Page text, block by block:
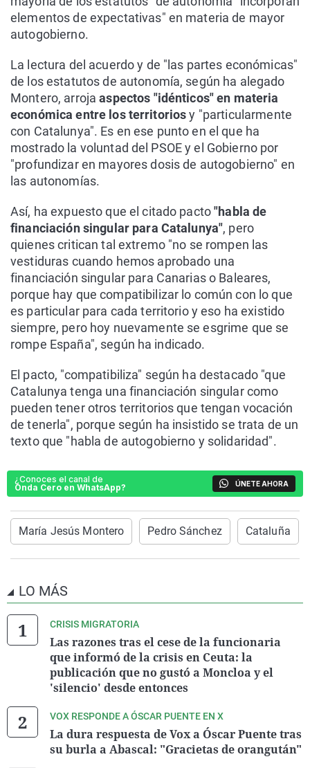
elementos de expectativas" en materia de mayor
autogobierno.
La lectura del acuerdo y de "las partes económicas"
de los estatutos de autonomía, según ha alegado
Montero, arroja aspectos "idénticos" en materia
económica entre los territoriosy "particularmente
con Catalunya". Es en ese punto en el que ha
mostrado la voluntad del PSOE y el Gobierno por
"profundizar en mayores dosis de autogobierno" en
las autonomías.
Así, ha expuesto que el citado pacto"habla de
financiación singular para Catalunya", pero
quienes critican tal extremo "no se rompen las
vestiduras cuando hemos aprobado una
financiación singular para Canarias o Baleares,
porque hay que compatibilizar lo común con lo que
es particular para cada territorio y eso ha existido
siempre, pero hoy nuevamente se esgrime que se
rompe España", según ha indicado.
El pacto, "compatibiliza" según ha destacado "que
Catalunya tenga una financiación singular como
pueden tener otros territorios que tengan vocación
de tenerla", porque según ha insistido se trata de un
texto que "habla de autogobierno y solidaridad".
¿Conoces el canal de
Onda Cero en WhatsApp?
ÚNETE AHORA
María Jesús Montero Pedro Sánchez Cataluña
LO MÁS
CRISIS MIGRATORIA
Las razones tras el cese de la funcionaria
que informó de la crisis en Ceuta: la
publicación que no gustó a Moncloa y el
'silencio' desde entonces
VOX RESPONDE A ÓSCAR PUENTE EN X
La dura respuesta de Vox a Óscar Puente tras
su burla a Abascal: "Gracietas de orangután"